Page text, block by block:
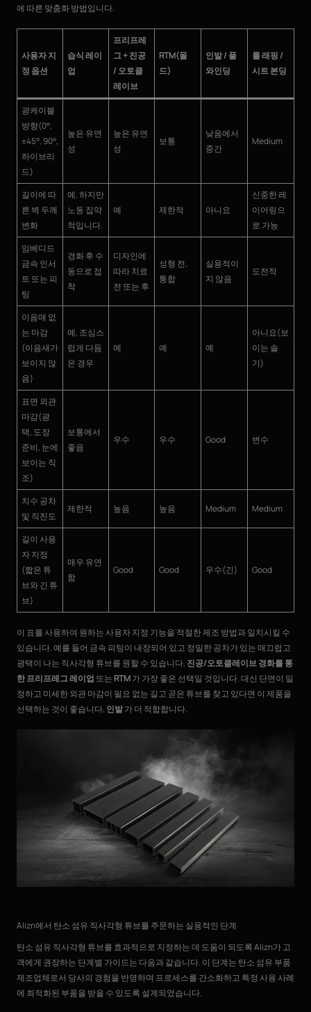
에 따른 맞춤화 방법입니다.
사용자 지
정 옵션
습식 레이
업
프리프레
그 + 진공
/ 오토클
레이브
RTM(몰
드)
인발 / 풀
와인딩
롤 래핑 /
시트 본딩
광케이블
방향(0°,
±45°, 90°,
하이브리
드)
높은 유연
성
높은 유연
성
보통
낮음에서
중간
Medium
길이에 따
른 벽 두께
변화
예, 하지만
노동 집약
적입니다.
예 제한적 아니요
신중한 레
이어링으
로 가능
임베디드
금속 인서
트 또는 피
팅
경화 후 수
동으로 접
착
디자인에
따라 치료
전 또는 후
성형 전,
통합
실용적이
지 않음
도전적
이음매 없
는 마감
(이음새가
보이지 않
음)
예, 조심스
럽게 다듬
은 경우
예 예 예
아니요(보
이는 솔
기)
표면 외관
마감(광
택, 도장
준비, 눈에
보이는 직
조)
보통에서
좋음
우수 우수 Good 변수
치수 공차
및 직진도
제한적 높음 높음 Medium Medium
길이 사용
자 지정
(짧은 튜
브와 긴 튜
브)
매우 유연
함
Good Good 우수(긴) Good
이 표를 사용하여 원하는 사용자 지정 기능을 적절한 제조 방법과 일치시킬 수
있습니다. 예를 들어 금속 피팅이 내장되어 있고 정밀한 공차가 있는 매끄럽고
광택이 나는 직사각형 튜브를 원할 수 있습니다, 진공/오토클레이브 경화를 통
한 프리프레그 레이업 또는 RTM가 가장 좋은 선택일 것입니다. 대신 단면이 일
정하고 미세한 외관 마감이 필요 없는 길고 곧은 튜브를 찾고 있다면 이 제품을
선택하는 것이 좋습니다, 인발가 더 적합합니다.
Alizn에서 탄소 섬유 직사각형 튜브를 주문하는 실용적인 단계
탄소 섬유 직사각형 튜브를 효과적으로 지정하는 데 도움이 되도록 Alizn가 고
객에게 권장하는 단계별 가이드는 다음과 같습니다. 이 단계는 탄소 섬유 부품
제조업체로서 당사의 경험을 반영하며 프로세스를 간소화하고 특정 사용 사례
에 최적화된 부품을 받을 수 있도록 설계되었습니다.